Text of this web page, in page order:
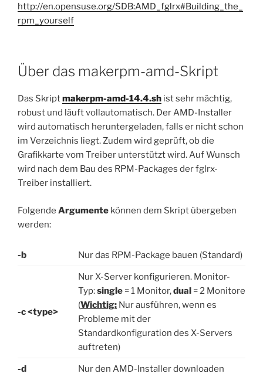
http://en.opensuse.org/SDB:AMD_fglrx#Building_the_
rpm_yourself
Über das makerpm-amd-Skript
Das Skriptmakerpm-amd-14.4.sh ist sehr mächtig,
robust und läuft vollautomatisch. Der AMD-Installer
wird automatisch heruntergeladen, falls er nicht schon
im Verzeichnis liegt. Zudem wird geprüft, ob die
Grafikkarte vom Treiber unterstützt wird. Auf Wunsch
wird nach dem Bau des RPM-Packages der fglrx-
Treiber installiert.
Folgende Argumente können dem Skript übergeben
werden:
-b Nur das RPM-Package bauen (Standard)
-c <type>
Nur X-Server konfigurieren. Monitor-
Typ:single = 1 Monitor,dual = 2 Monitore
(Wichtig: Nur ausführen, wenn es
Probleme mit der
Standardkonfiguration des X-Servers
auftreten)
-d Nur den AMD-Installer downloaden